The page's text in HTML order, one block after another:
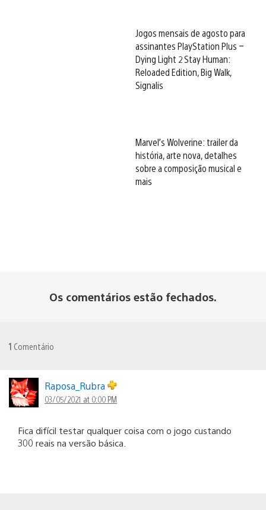
Jogos mensais de agosto para
assinantes PlayStation Plus –
Dying Light 2 Stay Human:
Reloaded Edition, Big Walk,
Signalis
Marvel’s Wolverine: trailer da
história, arte nova, detalhes
sobre a composição musical e
mais
Os comentários estão fechados.
1 Comentário
Raposa_Rubra
03/05/2021 at 0:00 PM
Fica difícil testar qualquer coisa com o jogo custando
300 reais na versão básica.